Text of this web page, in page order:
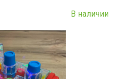
В наличии